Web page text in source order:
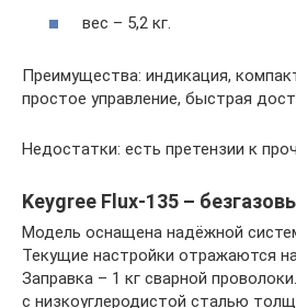
вес – 5,2 кг.
Преимущества: индикация,
простое управление, быстрая
Недостатки: есть претензии к
Keygree Flux-135 –
Модель оснащена надёжной
Текущие настройки отражаются
Заправка – 1 кг сварной
с низкоуглеродистой сталью